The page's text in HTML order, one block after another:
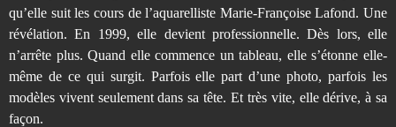
qu’elle suit les cours de l’aquarelliste Marie-Françoise Lafond. Une
révélation. En 1999, elle devient professionnelle. Dès lors, elle
n’arrête plus. Quand elle commence un tableau, elle s’étonne elle-
même de ce qui surgit. Parfois elle part d’une photo, parfois les
modèles vivent seulement dans sa tête. Et très vite, elle dérive, à sa
façon.